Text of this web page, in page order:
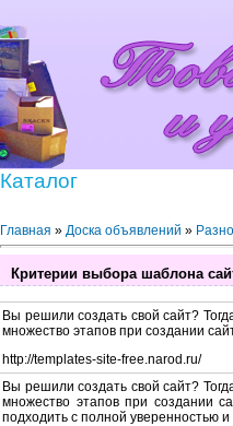
Каталог
Главная » Доска объявлений »
Критерии выбора шаблона
Вы решили создать свой сайт?
множество этапов при создании
http://templates-site-free.narod.ru/
Вы решили создать свой сайт?
множество этапов при создании
подходить с полной уверенностью